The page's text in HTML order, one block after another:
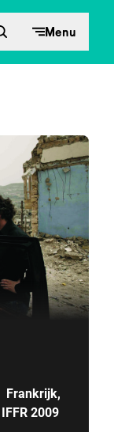
Menu
Frankrijk,
IFFR 2009